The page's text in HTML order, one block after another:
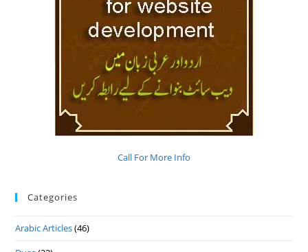
Call For More Info
Categories
Arabic Articles(46)